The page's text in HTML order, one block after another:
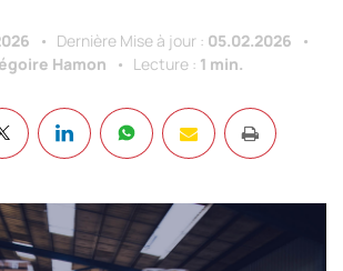
Dernière Mise à jour : 05.02.2026
Hamon Lecture : 1 min.